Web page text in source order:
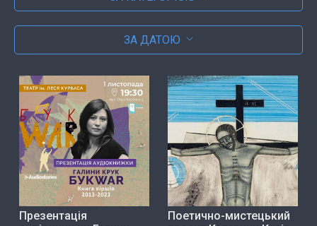
ЗА ДАТОЮ
Презентація
Поетично-мистецький